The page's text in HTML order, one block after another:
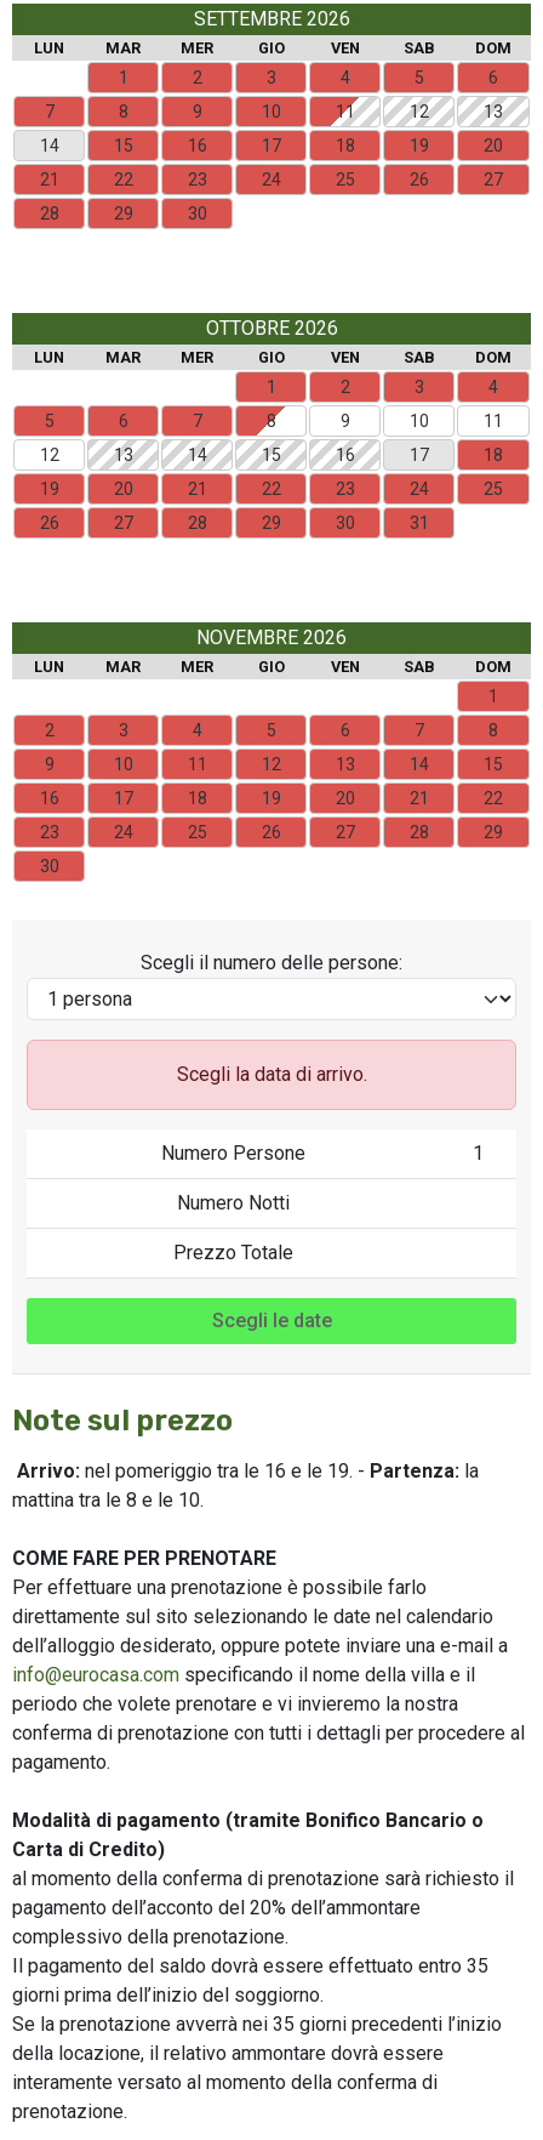
SETTEMBRE 2026
LUN MAR MER GIO VEN SAB DOM
1 2 3 4 5
6
7
8 9 10 11 12
13
14
15 16 17 18 19
20
21
22 23 24 25 26
27
28
29 30
OTTOBRE 2026
LUN MAR MER GIO VEN SAB DOM
1 2 3
4
5
6 7 8 9 10
11
12
13 14 15 16 17
18
19
20 21 22 23 24
25
26
27 28 29 30 31
NOVEMBRE 2026
LUN MAR MER GIO VEN SAB DOM
1
2
3 4 5 6 7
8
9
10 11 12 13 14
15
16
17 18 19 20 21
22
23
24 25 26 27 28
29
30
Scegli il numero delle persone:
Scegli la data di arrivo.
Numero Persone 1
Numero Notti
Prezzo Totale
Scegli le date
Note sul prezzo
Arrivo: nel pomeriggio tra le 16 e le 19. - Partenza: la
mattina tra le 8 e le 10.
COME FARE PER PRENOTARE
Per effettuare una prenotazione è possibile farlo
direttamente sul sito selezionando le date nel calendario
dell’alloggio desiderato, oppure potete inviare una e-mail a
info@eurocasa.com specificando il nome della villa e il
periodo che volete prenotare e vi invieremo la nostra
conferma di prenotazione con tutti i dettagli per procedere al
pagamento.
Modalità di pagamento (tramite Bonifico Bancario o
Carta di Credito)
al momento della conferma di prenotazione sarà richiesto il
pagamento dell’acconto del 20% dell’ammontare
complessivo della prenotazione.
Il pagamento del saldo dovrà essere effettuato entro 35
giorni prima dell’inizio del soggiorno.
Se la prenotazione avverrà nei 35 giorni precedenti l’inizio
della locazione, il relativo ammontare dovrà essere
interamente versato al momento della conferma di
prenotazione.